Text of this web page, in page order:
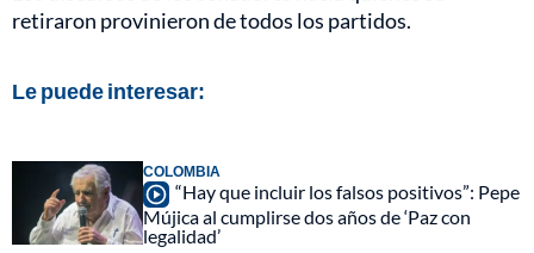
retiraron provinieron de todos los partidos.
Le puede interesar:
COLOMBIA
“Hay que incluir los falsos positivos”: Pepe
Mújica al cumplirse dos años de ‘Paz con
legalidad’